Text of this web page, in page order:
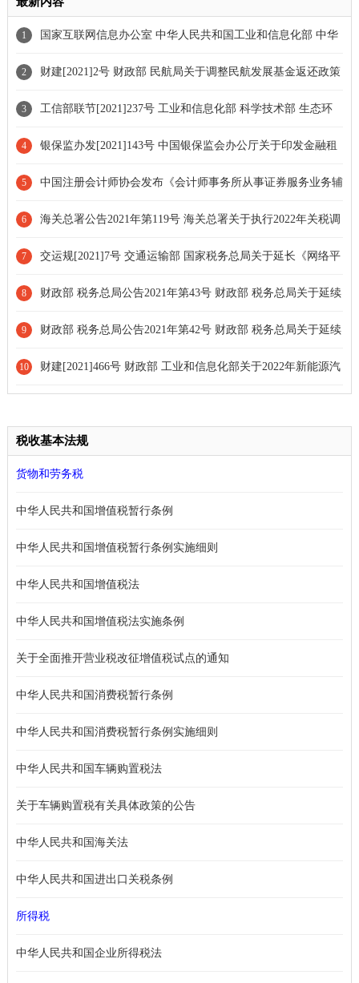
1 国家互联网信息办公室 中华人民共和国工业和信息化部 中华
人民共和国公安部 国家市场监督管理总局令第9号 互联网信息服务
算法推荐管理规定
2 财建[2021]2号 财政部 民航局关于调整民航发展基金返还政策
的通知
3 工信部联节[2021]237号 工业和信息化部 科学技术部 生态环
境部关于印发环保装备制造业高质量发展行动计划(2022-2025年)的
通知
4 银保监办发[2021]143号 中国银保监会办公厅关于印发金融租
赁公司项目公司管理办法的通知
5 中国注册会计师协会发布《会计师事务所从事证券服务业务辅
导读本(2021年)》
6 海关总署公告2021年第119号 海关总署关于执行2022年关税调
整方案的公告
7 交运规[2021]7号 交通运输部 国家税务总局关于延长《网络平
台道路货物运输经营管理暂行办法》有效期的公告
8 财政部 税务总局公告2021年第43号 财政部 税务总局关于延续
实施外籍个人津补贴等有关个人所得税优惠政策的公告
9 财政部 税务总局公告2021年第42号 财政部 税务总局关于延续
实施全年一次性奖金等个人所得税优惠政策的公告[政策延期]
10 财建[2021]466号 财政部 工业和信息化部关于2022年新能源汽
税收基本法规
货物和劳务税
中华人民共和国增值税暂行条例
中华人民共和国增值税暂行条例实施细则
中华人民共和国增值税法
中华人民共和国增值税法实施条例
关于全面推开营业税改征增值税试点的通知
中华人民共和国消费税暂行条例
中华人民共和国消费税暂行条例实施细则
中华人民共和国车辆购置税法
关于车辆购置税有关具体政策的公告
中华人民共和国海关法
中华人民共和国进出口关税条例
所得税
中华人民共和国企业所得税法